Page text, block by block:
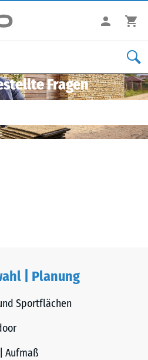
Fragen
| Planung
Sportflächen
Aufmaß